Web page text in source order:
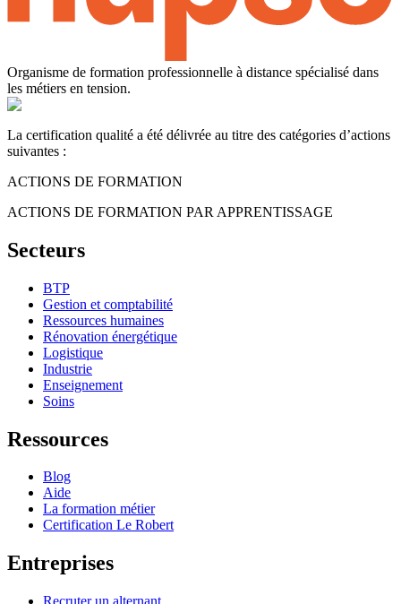
Organisme de formation professionnelle à distance spécialisé dans
les métiers en tension.
La certification qualité a été délivrée au titre des catégories d’actions
suivantes :
ACTIONS DE FORMATION
ACTIONS DE FORMATION PAR APPRENTISSAGE
Secteurs
BTP
Gestion et comptabilité
Ressources humaines
Rénovation énergétique
Logistique
Industrie
Enseignement
Soins
Ressources
Blog
Aide
La formation métier
Certification Le Robert
Entreprises